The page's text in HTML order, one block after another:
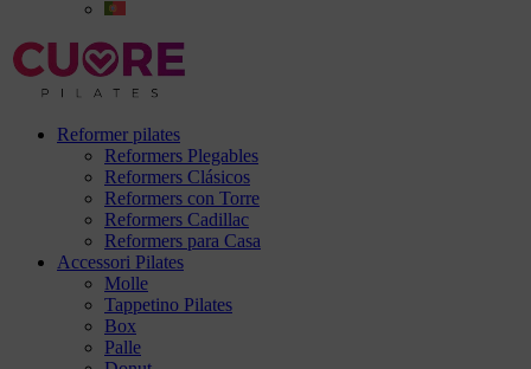
Reformer pilates
Reformers Plegables
Reformers Clásicos
Reformers con Torre
Reformers Cadillac
Reformers para Casa
Accessori Pilates
Molle
Tappetino Pilates
Box
Palle